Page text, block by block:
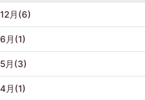
12月(6)
6月(1)
5月(3)
4月(1)